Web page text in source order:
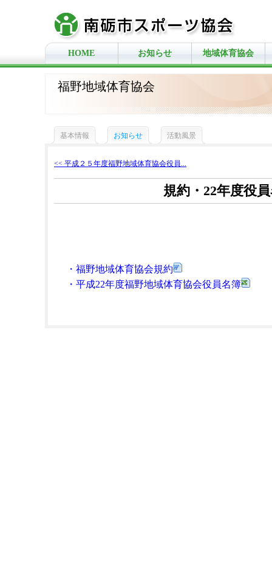
HOME お知らせ 地域体育協会
福野地域体育協会
基本情報 お知らせ 活動風景
<< 平成２５年度福野地域体育協会役員...
規約・22年度役
・福野地域体育協会規約
・平成22年度福野地域体育協会役員名簿